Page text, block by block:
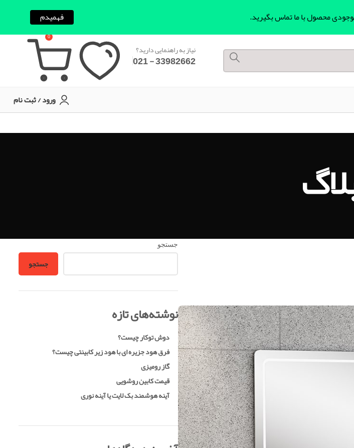
نیاز به راهنمایی دارید؟
33982662 - 021
0
ورود / ثبت نام
جستجو
جستجو
نوشته‌های تازه
دوش توکار چیست؟
فرق هود جزیره ای با هود زیر کابینتی چیست؟
گاز رومیزی
قیمت کابین روشویی
آینه هوشمند بک لایت یا آینه نوری
محصول با ما تماس بگیرید. فهمیدم